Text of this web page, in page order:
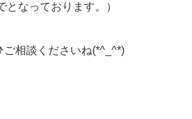
なっております。）
ご相談くださいね(*^_^*)